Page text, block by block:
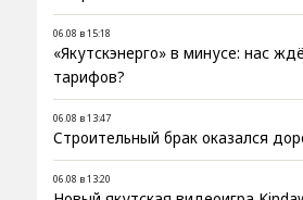
06.08 в 15:18
«Якутскэнерго» в минусе: нас
тарифов?
06.08 в 13:47
Строительный брак оказался
06.08 в 13:20